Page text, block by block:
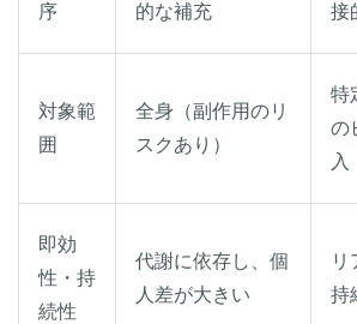
序
的な補充
接
対象範
囲
全身（副作用のリ
スクあり）
特
の
入
即効
性・持
続性
代謝に依存し、個
人差が大きい
リ
持